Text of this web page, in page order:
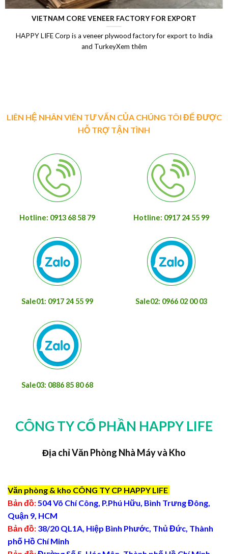
to India
LAMINATED VENEER LUMBER
Laminated Wood, LVL Laminated Veneer
Vietnam, LVL Timber, Vietnam plywood
LIÊN HỆ NHÂN VIÊN TƯ VẤN CỦA CHÚNG TÔI ĐỂ ĐƯỢC
HỖ TRỢ TẬN TÌNH
Hotline: 0913 68 58 79 Hotline: 0917 24 55 99
Sale01: 0917 24 55 99 Sale02: 0966 02 00 03
Sale03: 0886 85 80 68
CÔNG TY CỔ PHẦN HAPPY LIFE
Địa chỉ Văn Phòng Nhà Máy và Kho
Văn phòng & kho CÔNG TY CP HAPPY LIFE
Bản đồ:504 Võ Chí Công, P.Phú Hữu, Bình Trưng Đông,
Quận 9, HCM
Bản đồ: 38/20 QL1A, Hiệp Bình Phước, Thủ Đức, Thành
phố Hồ Chí Minh